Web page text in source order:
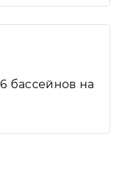
бассейнов на